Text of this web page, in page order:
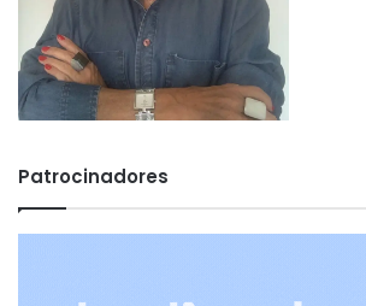
Patrocinadores